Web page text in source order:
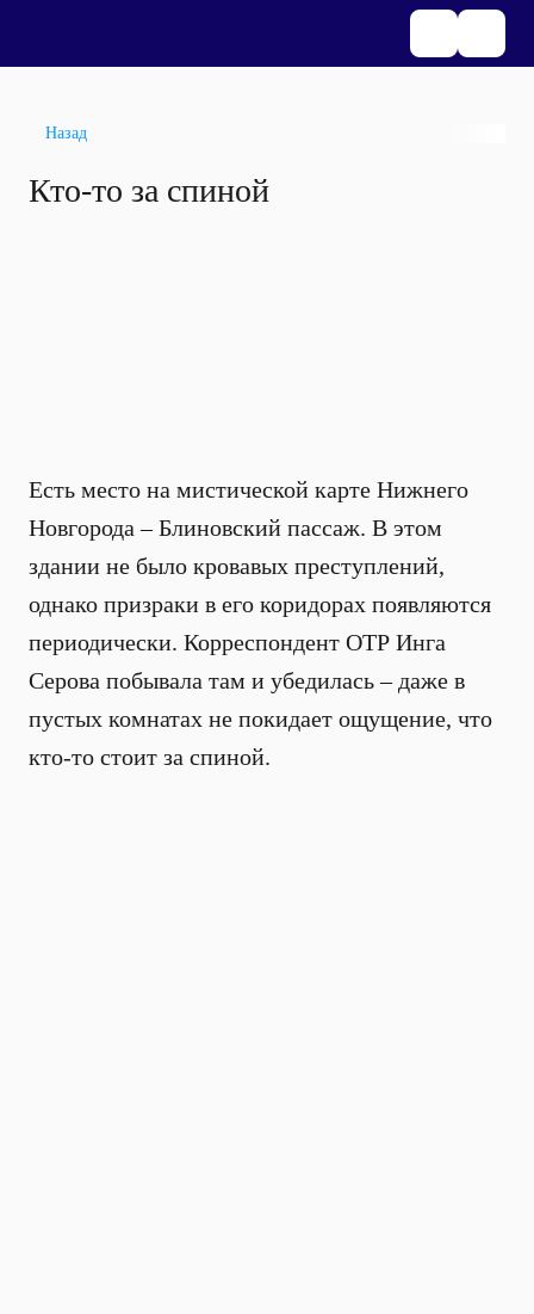
Назад
Кто-то за спиной
Есть место на мистической карте Нижнего
Новгорода – Блиновский пассаж. В этом
здании не было кровавых преступлений,
однако призраки в его коридорах появляются
периодически. Корреспондент ОТР Инга
Серова побывала там и убедилась – даже в
пустых комнатах не покидает ощущение, что
кто-то стоит за спиной.